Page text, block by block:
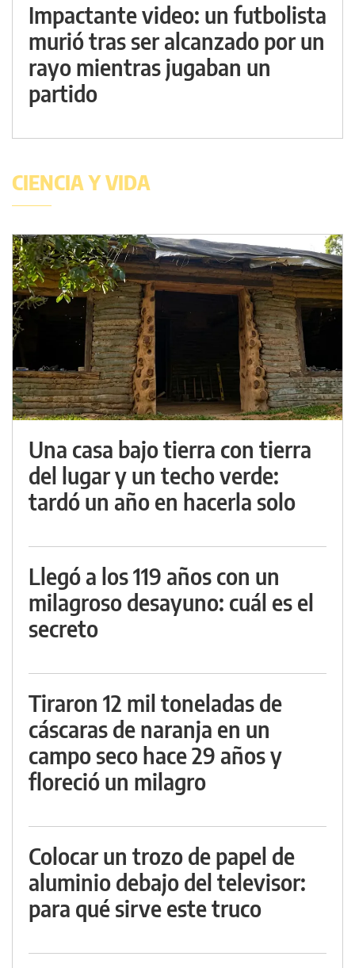
Impactante video: un futbolista
murió tras ser alcanzado por un
rayo mientras jugaban un
partido
CIENCIA Y VIDA
Una casa bajo tierra con tierra
del lugar y un techo verde:
tardó un año en hacerla solo
Llegó a los 119 años con un
milagroso desayuno: cuál es el
secreto
Tiraron 12 mil toneladas de
cáscaras de naranja en un
campo seco hace 29 años y
floreció un milagro
Colocar un trozo de papel de
aluminio debajo del televisor:
para qué sirve este truco